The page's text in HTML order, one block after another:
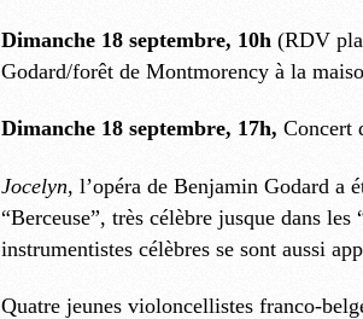
Dimanche 18 septembre, 10h (RDV
Godard/forêt de Montmorency à la
Dimanche 18 septembre, 17h, Concert
Jocelyn, l’opéra de Benjamin Godard a
“Berceuse”, très célèbre jusque dans
instrumentistes célèbres se sont aussi
Quatre jeunes violoncellistes franco-